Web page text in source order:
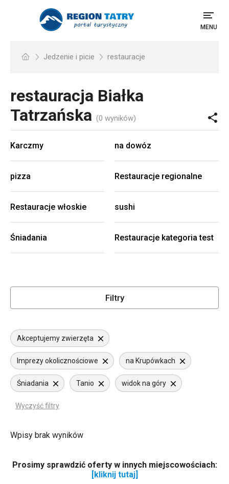
MENU
Jedzenie i picie restauracje
restauracja Białka
Tatrzańska (0 wyników)
Karczmy na dowóz
pizza Restauracje regionalne
Restauracje włoskie sushi
Śniadania Restauracje kategoria test
Filtry
Akceptujemy zwierzęta
Imprezy okolicznościowe na Krupówkach
Śniadania Tanio widok na góry
Wyczyść filtry
Wpisy brak wyników
Prosimy sprawdzić oferty w innych miejscowościach:
[kliknij tutaj]